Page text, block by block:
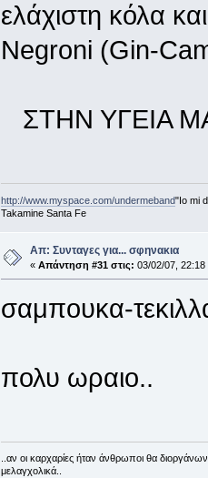
ελάχιστη κόλα
Negroni (Gin-
ΣΤΗΝ ΥΓΕΙΑ
http://www.myspace.com/undermeband"Io mi
Takamine Santa Fe
Απ: Συνταγες για... σφηνακια
« Απάντηση #31 στις: 03/02/07, 22:18
σαμπουκα-
πολυ ωραιο..
..αν οι καρχαρίες ήταν άνθρωποι θα
μελαγχολικά..